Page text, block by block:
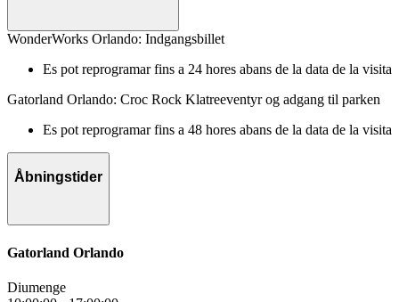
WonderWorks Orlando: Indgangsbillet
Es pot reprogramar fins a 24 hores abans de la data de la visita
Gatorland Orlando: Croc Rock Klatreeventyr og adgang til parken
Es pot reprogramar fins a 48 hores abans de la data de la visita
Åbningstider
Gatorland Orlando
Diumenge